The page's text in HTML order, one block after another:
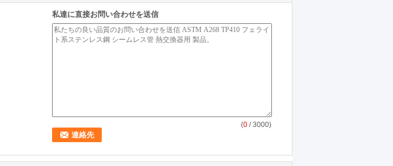
私達に直接お問い合わせを送信
(0 / 3000)